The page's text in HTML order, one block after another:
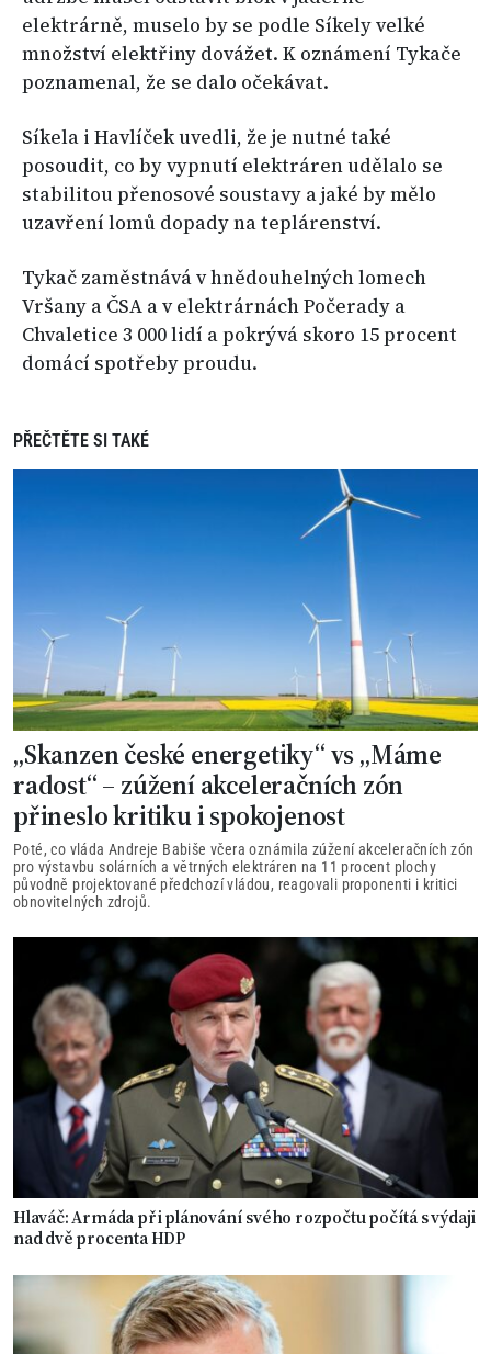
elektrárně, muselo by se podle Síkely velké
množství elektřiny dovážet. K oznámení Tykače
poznamenal, že se dalo očekávat.
Síkela i Havlíček uvedli, že je nutné také
posoudit, co by vypnutí elektráren udělalo se
stabilitou přenosové soustavy a jaké by mělo
uzavření lomů dopady na teplárenství.
Tykač zaměstnává v hnědouhelných lomech
Vršany a ČSA a v elektrárnách Počerady a
Chvaletice 3 000 lidí a pokrývá skoro 15 procent
domácí spotřeby proudu.
PŘEČTĚTE SI TAKÉ
„Skanzen české energetiky“ vs „Máme
radost“ – zúžení akceleračních zón
přineslo kritiku i spokojenost
Poté, co vláda Andreje Babiše včera oznámila zúžení akceleračních zón
pro výstavbu solárních a větrných elektráren na 11 procent plochy
původně projektované předchozí vládou, reagovali proponenti i kritici
obnovitelných zdrojů.
Hlaváč: Armáda při plánování svého rozpočtu počítá s výdaji
nad dvě procenta HDP